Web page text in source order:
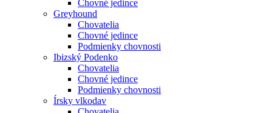
Chovné jedince
Greyhound
Chovatelia
Chovné jedince
Podmienky chovnosti
Ibizský Podenko
Chovatelia
Chovné jedince
Podmienky chovnosti
Írsky vlkodav